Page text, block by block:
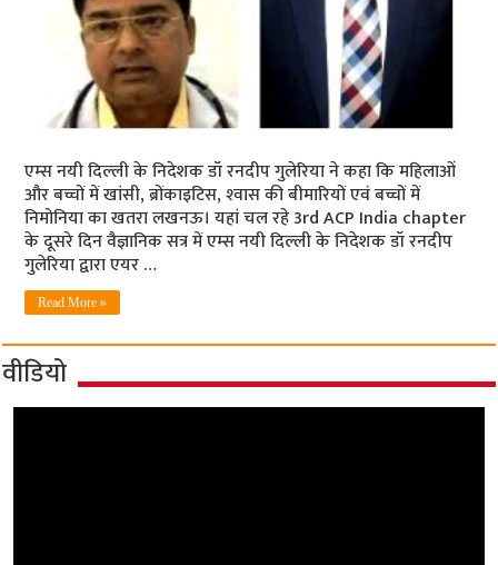
एम्‍स नयी दिल्‍ली के निदेशक डॉ रनदीप गुलेरिया ने कहा कि महिलाओं
और बच्चों में खांसी, ब्रोंकाइटिस, श्‍वास की बीमारियों एवं बच्चों में
निमोनिया का खतरा लखनऊ। यहां चल रहे 3rd ACP India chapter
के दूसरे दिन वैज्ञानिक सत्र में एम्‍स नयी दिल्‍ली के निदेशक डॉ रनदीप
गुलेरिया द्वारा एयर …
Read More »
वीडियो